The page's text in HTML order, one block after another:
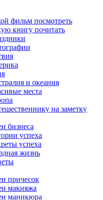
фильм посмотреть
книгу почитать
и океания
места
на заметку
бизнеса
успеха
успеха
жизнь
причесок
макияжа
маникюра